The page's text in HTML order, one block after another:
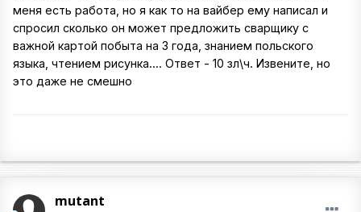
меня есть работа, но я как то на вайбер ему написал и
спросил сколько он может предложить сварщику с
важной картой побыта на 3 года, знанием польского
языка, чтением рисунка.... Ответ - 10 зл\ч. Извените, но
это даже не смешно
mutant